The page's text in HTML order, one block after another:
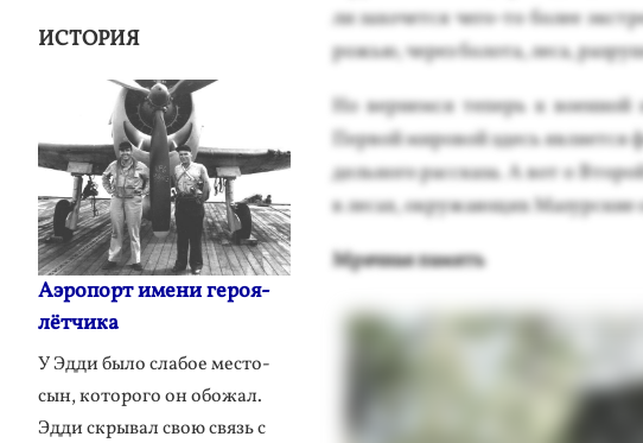
ли за­хочет­ся че­го-то бо­лее
рожью, че­рез бо­лота, ле­са,
Но вер­немся те­перь к
Пер­вой ми­ровой здесь яв­ля­ет­ся
дель­но­го рас­ска­за. А вот о
в ле­сах, ок­ру­жа­ющих Ма­зур­ские
Мрач­ная па­мять
ИСТОРИЯ
Аэропорт имени героя-
лётчика
У Эдди было слабое место-
сын, которого он обожал.
Эдди скрывал свою связь с